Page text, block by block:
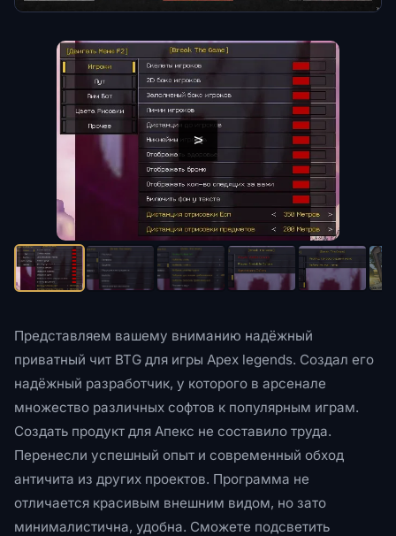
<
>
Представляем вашему вниманию надёжный
приватный чит BTG для игры Apex legends. Создал его
надёжный разработчик, у которого в арсенале
множество различных софтов к популярным играм.
Создать продукт для Апекс не составило труда.
Перенесли успешный опыт и современный обход
античита из других проектов. Программа не
отличается красивым внешним видом, но зато
минималистична, удобна. Сможете подсветить